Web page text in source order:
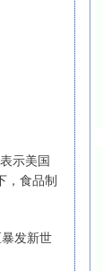
示美国
，食品制
发新世